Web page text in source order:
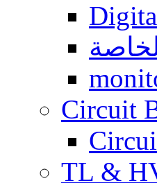
Circuit
TL &